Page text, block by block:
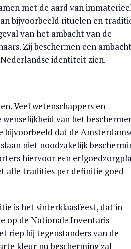
met de aard van
bijvoorbeeld rituelen en
van het ambacht van de
Zij beschermen een ambacht
identiteit zien.
Veel wetenschappers en
van het
dat de
niet noodzakelijk
hiervoor een
alle tradities per definitie goed
is het sinterklaasfeest, dat in
op de Nationale Inventaris
riep bij tegenstanders van de
kleur nu bescherming zal